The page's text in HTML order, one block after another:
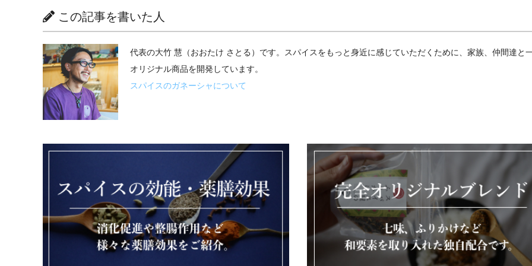
この記事を書いた人
代表の大竹 慧（おおたけ さとる）です。スパイスをもっと身近に感じていただくために、家族、仲間達と
オリジナル商品を開発しています。
スパイスのガネーシャについて